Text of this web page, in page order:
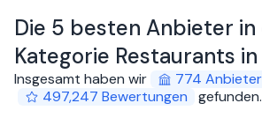
Die 5 besten Anbieter in
Kategorie Restaurants
Insgesamt haben wir 774 Anbieter
497,247 Bewertungen gefunden.